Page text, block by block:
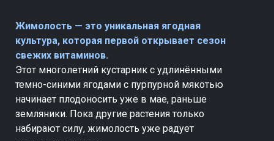
Жимолость — это уникальная ягодная
культура, которая первой открывает сезон
свежих витаминов.
Этот многолетний кустарник с удлинёнными
темно-синими ягодами с пурпурной мякотью
начинает плодоносить уже в мае, раньше
земляники. Пока другие растения только
набирают силу, жимолость уже радует